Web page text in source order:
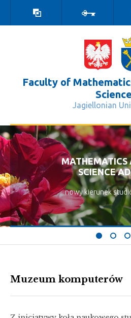
contrast
version
Faculty of
Science
Jagiellonian
Muzeum
MATHEMATICS
SCIENCE
nowy kierunek
Muzeum komputerów